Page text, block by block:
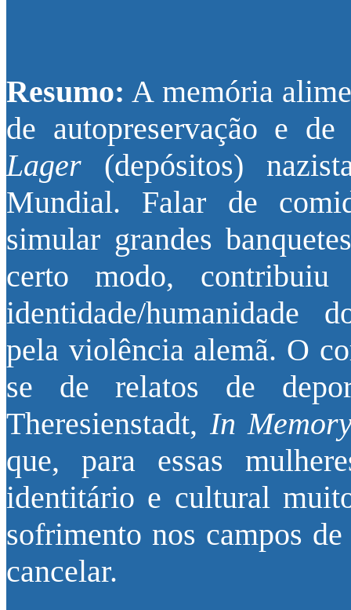
Resumo: A memória
de autopreservação e
Lager (depósitos)
Mundial. Falar de
simular grandes
certo modo,
identidade/humanidade
pela violência alemã. O
se de relatos de
Theresienstadt, In
que, para essas
identitário e cultural
sofrimento nos campos
cancelar.